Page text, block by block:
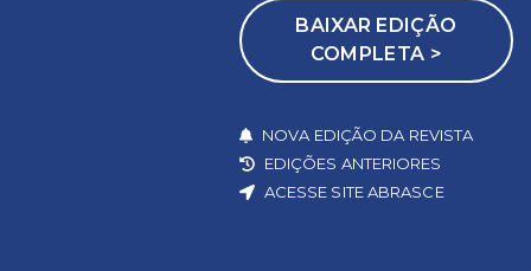
BAIXAR EDIÇÃO
COMPLETA >
NOVA EDIÇÃO DA REVISTA
EDIÇÕES ANTERIORES
ACESSE SITE ABRASCE